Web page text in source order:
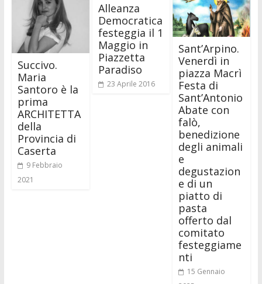
Succivo.
Maria
Santoro è la
prima
ARCHITETTA
della
Provincia di
Caserta
9 Febbraio
2021
Alleanza
Democratica
festeggia il 1
Maggio in
Piazzetta
Paradiso
23 Aprile 2016
Sant’Arpino.
Venerdì in
piazza Macrì
Festa di
Sant’Antonio
Abate con
falò,
benedizione
degli animali
e
degustazion
e di un
piatto di
pasta
offerto dal
comitato
festeggiame
nti
15 Gennaio